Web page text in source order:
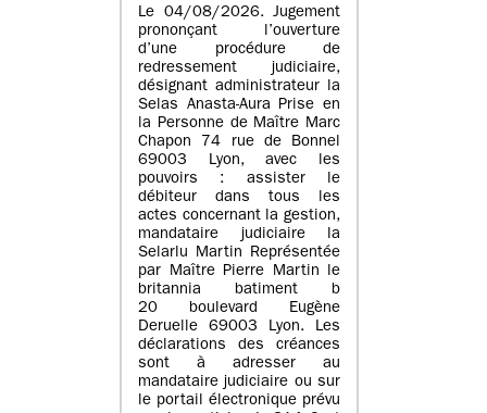
Le 04/08/2026. Jugement
prononçant l’ouverture
d’une procédure de
redressement judiciaire,
désignant administrateur la
Selas Anasta-Aura Prise en
la Personne de Maître Marc
Chapon 74 rue de Bonnel
69003 Lyon, avec les
pouvoirs : assister le
débiteur dans tous les
actes concernant la gestion,
mandataire judiciaire la
Selarlu Martin Représentée
par Maître Pierre Martin le
britannia batiment b
20 boulevard Eugène
Deruelle 69003 Lyon. Les
déclarations des créances
sont à adresser au
mandataire judiciaire ou sur
le portail électronique prévu